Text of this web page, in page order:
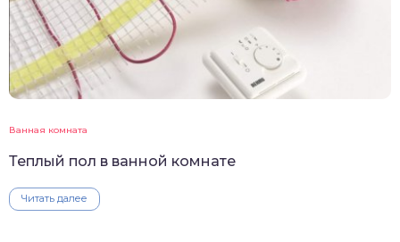
Ванная комната
Теплый пол в ванной комнате
Читать далее